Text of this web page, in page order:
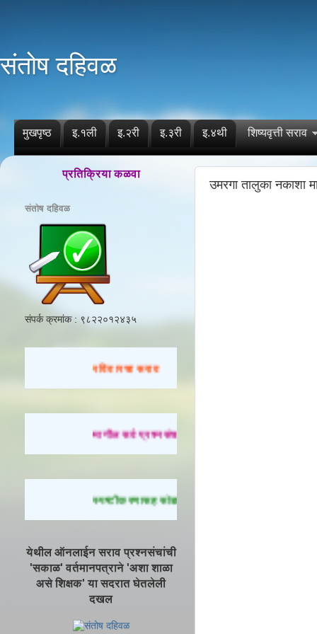
संतोष दहिवळ
मुखपृष्ठ इ.१ली इ.२री इ.३री इ.४थी शिष्यवृत्ती सराव
उमरगा तालुका नकाशा
प्रतिक्रिया कळवा
संतोष दहिवळ
संपर्क क्रमांक : ९८२२०१२४३५
रविवारचा सराव
मागील सर्व प्रश्नसंच सोडवण्यासाठी येथे क्लिक करा.
स्पष्टीकरणासह सोडवलेले प्रश्न पाहण्यासाठी येथे क्लिक
येथील ऑनलाईन सराव प्रश्नसंचांची
'सकाळ' वर्तमानपत्राने 'अशा शाळा
असे शिक्षक' या सदरात घेतलेली
दखल